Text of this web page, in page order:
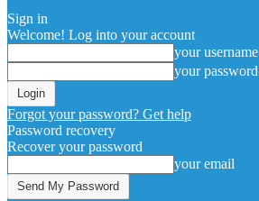
Sign in
Welcome! Log into your account
your username
your password
Forgot your password? Get help
Password recovery
Recover your password
your email